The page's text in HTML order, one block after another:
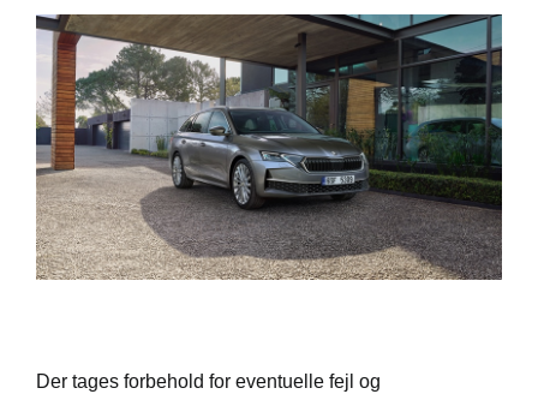
Der tages forbehold for eventuelle fejl og